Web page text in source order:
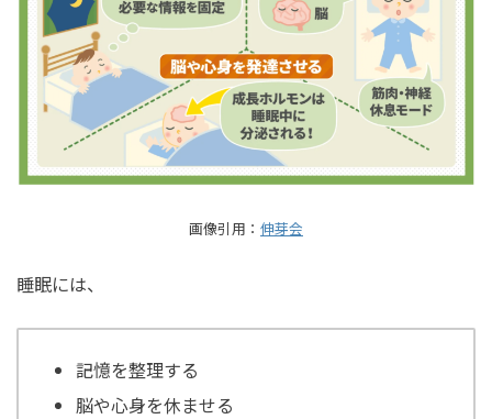
画像引用： 伸芽会
睡眠には、
記憶を整理する
脳や心身を休ませる